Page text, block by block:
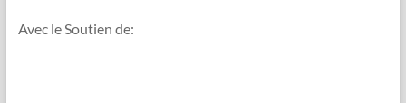
Avec le Soutien de: